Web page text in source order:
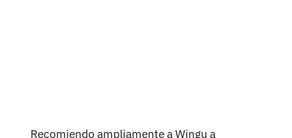
Recomiendo ampliamente a Wingu a